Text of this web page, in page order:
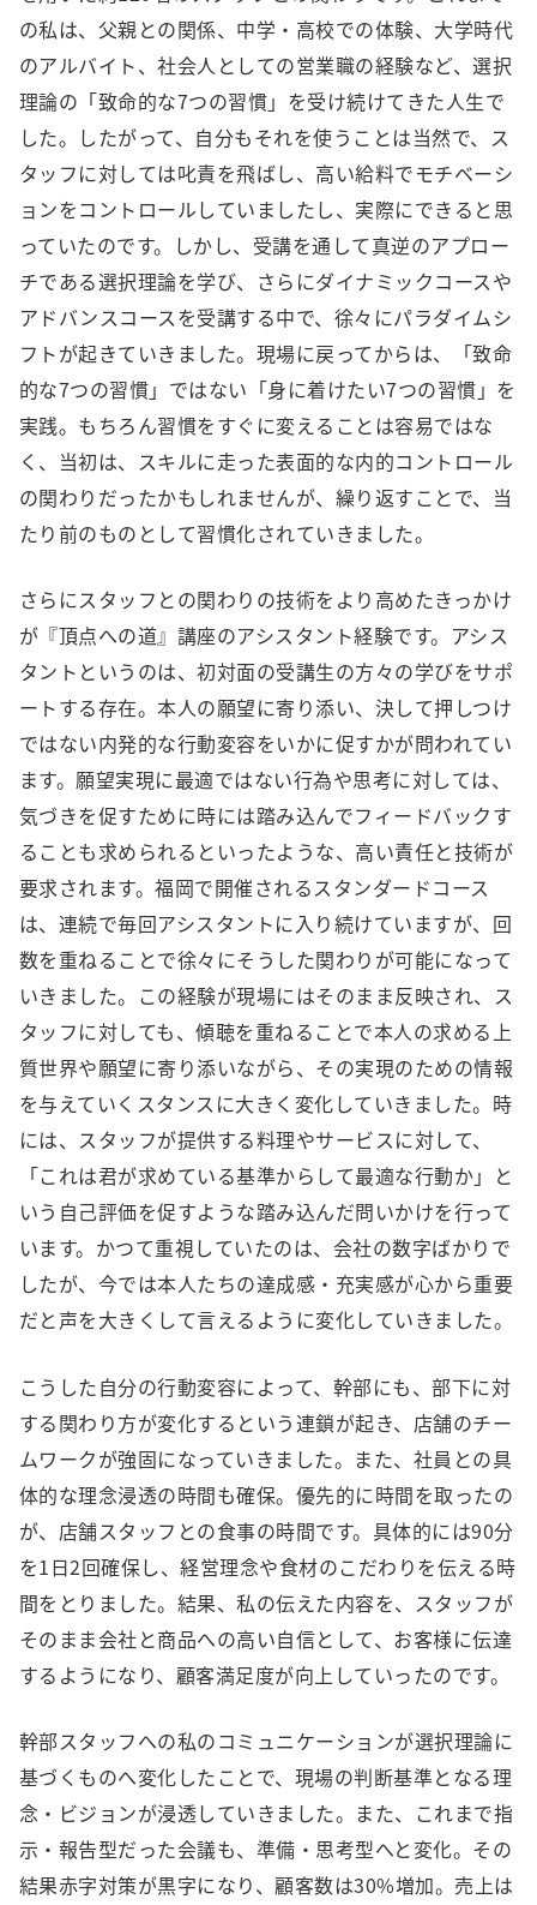
の私は、父親との関係、中学・高校での体験、大学時代
のアルバイト、社会人としての営業職の経験など、選択
理論の「致命的な7つの習慣」を受け続けてきた人生で
した。したがって、自分もそれを使うことは当然で、ス
タッフに対しては叱責を飛ばし、高い給料でモチベーシ
ョンをコントロールしていましたし、実際にできると思
っていたのです。しかし、受講を通して真逆のアプロー
チである選択理論を学び、さらにダイナミックコースや
アドバンスコースを受講する中で、徐々にパラダイムシ
フトが起きていきました。現場に戻ってからは、「致命
的な7つの習慣」ではない「身に着けたい7つの習慣」を
実践。もちろん習慣をすぐに変えることは容易ではな
く、当初は、スキルに走った表面的な内的コントロール
の関わりだったかもしれませんが、繰り返すことで、当
たり前のものとして習慣化されていきました。
さらにスタッフとの関わりの技術をより高めたきっかけ
が『頂点への道』講座のアシスタント経験です。アシス
タントというのは、初対面の受講生の方々の学びをサポ
ートする存在。本人の願望に寄り添い、決して押しつけ
ではない内発的な行動変容をいかに促すかが問われてい
ます。願望実現に最適ではない行為や思考に対しては、
気づきを促すために時には踏み込んでフィードバックす
ることも求められるといったような、高い責任と技術が
要求されます。福岡で開催されるスタンダードコース
は、連続で毎回アシスタントに入り続けていますが、回
数を重ねることで徐々にそうした関わりが可能になって
いきました。この経験が現場にはそのまま反映され、ス
タッフに対しても、傾聴を重ねることで本人の求める上
質世界や願望に寄り添いながら、その実現のための情報
を与えていくスタンスに大きく変化していきました。時
には、スタッフが提供する料理やサービスに対して、
「これは君が求めている基準からして最適な行動か」と
いう自己評価を促すような踏み込んだ問いかけを行って
います。かつて重視していたのは、会社の数字ばかりで
したが、今では本人たちの達成感・充実感が心から重要
だと声を大きくして言えるように変化していきました。
こうした自分の行動変容によって、幹部にも、部下に対
する関わり方が変化するという連鎖が起き、店舗のチー
ムワークが強固になっていきました。また、社員との具
体的な理念浸透の時間も確保。優先的に時間を取ったの
が、店舗スタッフとの食事の時間です。具体的には90分
を1日2回確保し、経営理念や食材のこだわりを伝える時
間をとりました。結果、私の伝えた内容を、スタッフが
そのまま会社と商品への高い自信として、お客様に伝達
するようになり、顧客満足度が向上していったのです。
幹部スタッフへの私のコミュニケーションが選択理論に
基づくものへ変化したことで、現場の判断基準となる理
念・ビジョンが浸透していきました。また、これまで指
示・報告型だった会議も、準備・思考型へと変化。その
結果赤字対策が黒字になり、顧客数は30%増加。売上は